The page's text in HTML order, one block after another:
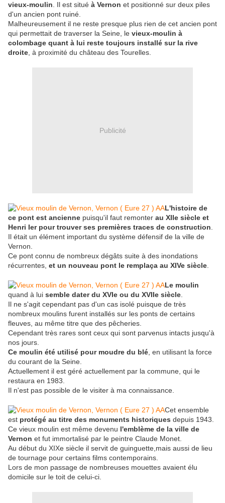
vieux-moulin . Il est situé à Vernon et positionné sur deux piles
d'un ancien pont ruiné.
Malheureusement il ne reste presque plus rien de cet ancien pont
qui permettait de traverser la Seine, le vieux-moulin à
colombage quant à lui reste toujours installé sur la rive
droite , à proximité du château des Tourelles.
Publicité
L'histoire de
ce pont est ancienne puisqu'il faut remonter au XIIe siècle et
Henri Ier pour trouver ses premières traces de construction
Il était un élément important du système défensif de la ville de
Vernon.
Ce pont connu de nombreux dégâts suite à des inondations
récurrentes, et un nouveau pont le remplaça au XIVe siècle
Le moulin
quand à lui semble dater du XVIe ou du XVIIe siècle
Il ne s'agit cependant pas d'un cas isolé puisque de très
nombreux moulins furent installés sur les ponts de certains
fleuves, au même titre que des pêcheries.
Cependant très rares sont ceux qui sont parvenus intacts jusqu'à
nos jours.
Ce moulin été utilisé pour moudre du blé , en utilisant la force
du courant de la Seine.
Actuellement il est géré actuellement par la commune, qui le
restaura en 1983.
Il n'est pas possible de le visiter à ma connaissance.
Cet ensemble
est protégé au titre des monuments historiques depuis 1943.
Ce vieux moulin est même devenu l'emblème de la ville de
Vernon et fut immortalisé par le peintre Claude Monet.
Au début du XIXe siècle il servit de guinguette,mais aussi de lieu
de tournage pour certains films contemporains.
Lors de mon passage de nombreuses mouettes avaient élu
domicile sur le toit de celui-ci.